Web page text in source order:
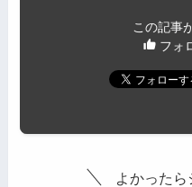
この記事
フォ
よかったら